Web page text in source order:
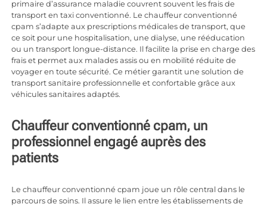
primaire d’assurance maladie couvrent souvent les frais de
transport en taxi conventionné. Le chauffeur conventionné
cpam s’adapte aux prescriptions médicales de transport, que
ce soit pour une hospitalisation, une dialyse, une rééducation
ou un transport longue-distance. Il facilite la prise en charge des
frais et permet aux malades assis ou en mobilité réduite de
voyager en toute sécurité. Ce métier garantit une solution de
transport sanitaire professionnelle et confortable grâce aux
véhicules sanitaires adaptés.
Chauffeur conventionné cpam, un
professionnel engagé auprès des
patients
Le chauffeur conventionné cpam joue un rôle central dans le
parcours de soins. Il assure le lien entre les établissements de